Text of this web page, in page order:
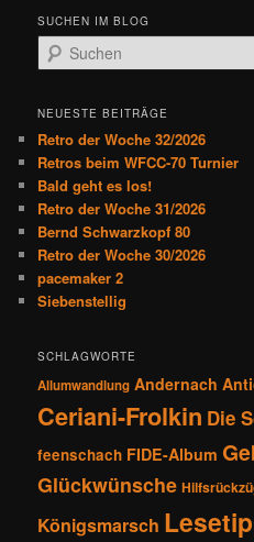
r
a
v
i
g
a
t
i
o
SUCHEN IM BLOG
u
h
n
NEUESTE BEITRÄGE
Retro der Woche 32/2026
Retros beim WFCC-70 Turnier
Bald geht es los!
Retro der Woche 31/2026
Bernd Schwarzkopf 80
Retro der Woche 30/2026
pacemaker 2
Siebenstellig
SCHLAGWORTE
Allumwandlung Andernach
Ceriani-Frolkin Die
feenschach FIDE-Album
Glückwünsche
Königsmarsch